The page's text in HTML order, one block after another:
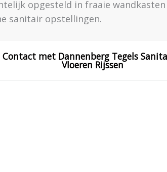
opgesteld in fraaie wandkasten
sanitair opstellingen.
Contact met Dannenberg Tegels
Vloeren Rijssen